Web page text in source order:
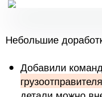
Небольшие
Добавили